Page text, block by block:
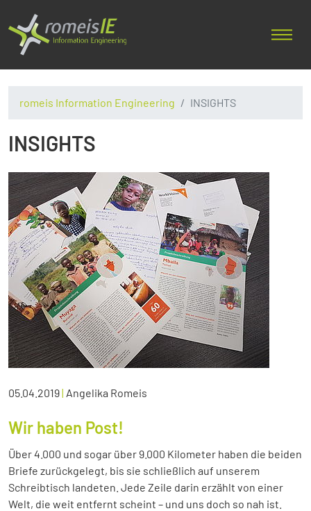
romeis Information Engineering INSIGHTS
INSIGHTS
05.04.2019| Angelika Romeis
Wir haben Post!
Über 4.000 und sogar über 9.000 Kilometer haben die beiden
Briefe zurückgelegt, bis sie schließlich auf unserem
Schreibtisch landeten. Jede Zeile darin erzählt von einer
Welt, die weit entfernt scheint – und uns doch so nah ist.